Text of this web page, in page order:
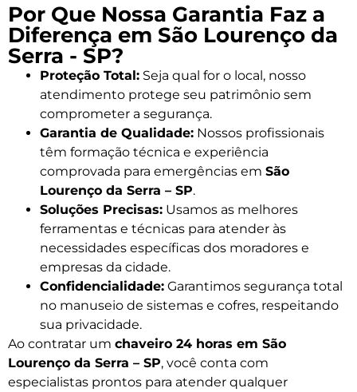
Por Que Nossa Garantia Faz a
Diferença em São Lourenço da
Serra - SP?
Proteção Total: Seja qual for o local, nosso
atendimento protege seu patrimônio sem
comprometer a segurança.
Garantia de Qualidade: Nossos profissionais
têm formação técnica e experiência
comprovada para emergências em São
Lourenço da Serra – SP.
Soluções Precisas: Usamos as melhores
ferramentas e técnicas para atender às
necessidades específicas dos moradores e
empresas da cidade.
Confidencialidade: Garantimos segurança total
no manuseio de sistemas e cofres, respeitando
sua privacidade.
Ao contratar um chaveiro 24 horas em São
Lourenço da Serra – SP, você conta com
especialistas prontos para atender qualquer